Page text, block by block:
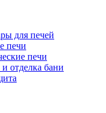
для печей
печи
печи
отделка бани